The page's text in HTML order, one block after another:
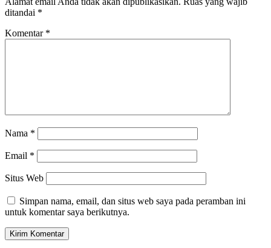
ditandai *
Komentar *
Nama *
Email *
Situs Web
Simpan nama, email, dan situs web saya pada peramban ini
untuk komentar saya berikutnya.